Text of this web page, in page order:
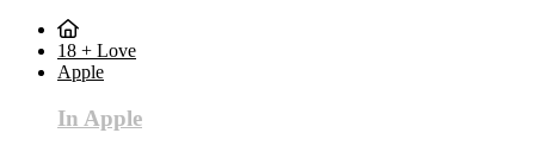
18 + Love
Apple
In Apple